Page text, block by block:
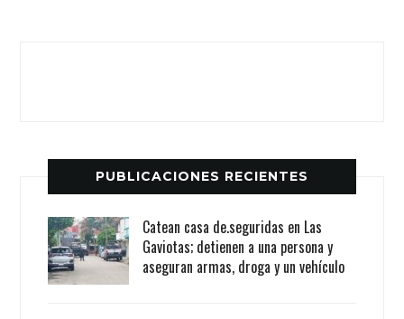
PUBLICACIONES RECIENTES
Catean casa de.seguridas en Las
Gaviotas; detienen a una persona y
aseguran armas, droga y un vehículo